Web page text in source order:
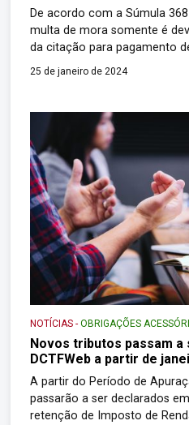
De acordo com a Súmula
multa de mora somente é
da citação para pagamento
Trabalho. Em 29 de
TST se tornou vinculante
25 de janeiro de 2024
NOTÍCIAS -OBRIGAÇÕES
Novos tributos passam
DCTFWeb a partir de
A partir do Período de
passarão a ser declarados
retenção de Imposto de